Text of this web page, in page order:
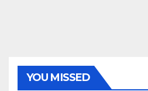
YOU MISSED